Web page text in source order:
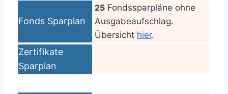
Fonds Sparplan
25 Fondssparpläne ohne
Ausgabeaufschlag.
Übersicht hier.
Zertifikate
Sparplan